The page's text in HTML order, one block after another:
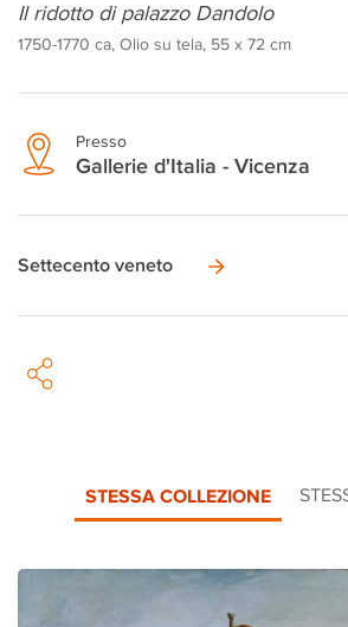
Il ridotto di palazzo Dandolo
1750-1770 ca, Olio su tela, 55 x 72 cm
Presso
Gallerie d'Italia - Vicenza
Settecento veneto
STESSA COLLEZIONE